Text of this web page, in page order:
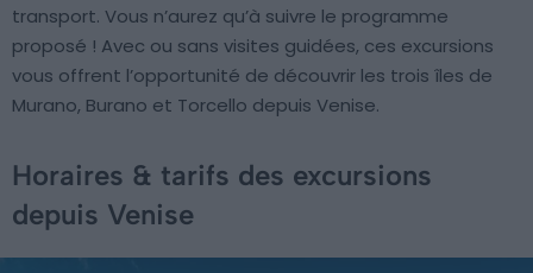
transport. Vous n’aurez qu’à suivre le programme
proposé ! Avec ou sans visites guidées, ces excursions
vous offrent l’opportunité de découvrir les trois îles de
Murano, Burano et Torcello depuis Venise.
Horaires & tarifs des excursions
depuis Venise